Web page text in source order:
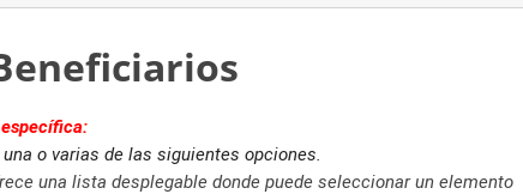
o varias de las siguientes opciones.
una lista desplegable donde puede seleccionar un elemento